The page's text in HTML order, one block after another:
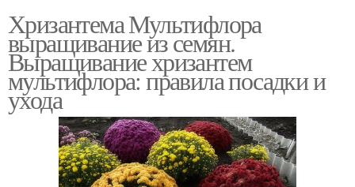
Хризантема Мультифлора
выращивание из семян.
Выращивание хризантем
мультифлора: правила посадки и
ухода